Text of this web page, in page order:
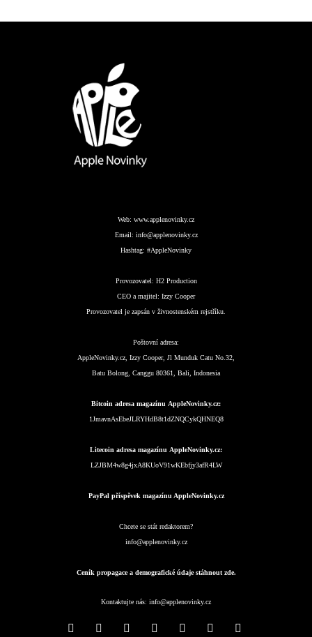
Web: www.applenovinky.cz
Email: info@applenovinky.cz
Hashtag: #AppleNovinky
Provozovatel: H2 Production
CEO a majitel: Izzy Cooper
Provozovatel je zapsán v živnostenském rejstříku.
Poštovní adresa:
AppleNovinky.cz, Izzy Cooper, Jl Munduk Catu No.32,
Batu Bolong, Canggu 80361, Bali, Indonesia
Bitcoin adresa magazínu AppleNovinky.cz:
1JmavnAsEbeJLRYHdB8t1dZNQCykQHNEQ8
Litecoin adresa magazínu AppleNovinky.cz:
LZJBM4w8g4jxA8KUoV91wKEbfjy3afR4LW
PayPal příspěvek magazínu AppleNovinky.cz
Chcete se stát redaktorem?
info@applenovinky.cz
Ceník propagace a demografické údaje stáhnout zde.
Kontaktujte nás: info@applenovinky.cz